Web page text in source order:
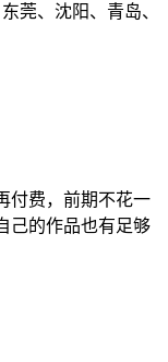
莞、沈阳、青岛、
付费，前期不花一
己的作品也有足够